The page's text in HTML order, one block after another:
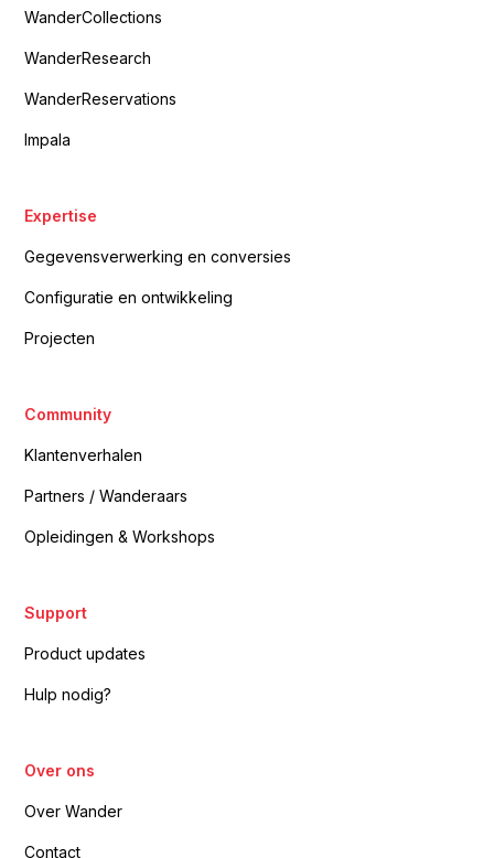
WanderCollections
WanderResearch
WanderReservations
Impala
Expertise
Gegevensverwerking en conversies
Configuratie en ontwikkeling
Projecten
Community
Klantenverhalen
Partners / Wanderaars
Opleidingen & Workshops
Support
Product updates
Hulp nodig?
Over ons
Over Wander
Contact